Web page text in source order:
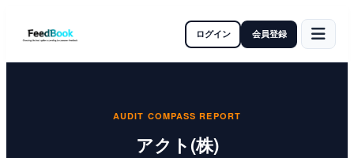
ログイン 会員登録
AUDIT COMPASS REPORT
アクト(株)